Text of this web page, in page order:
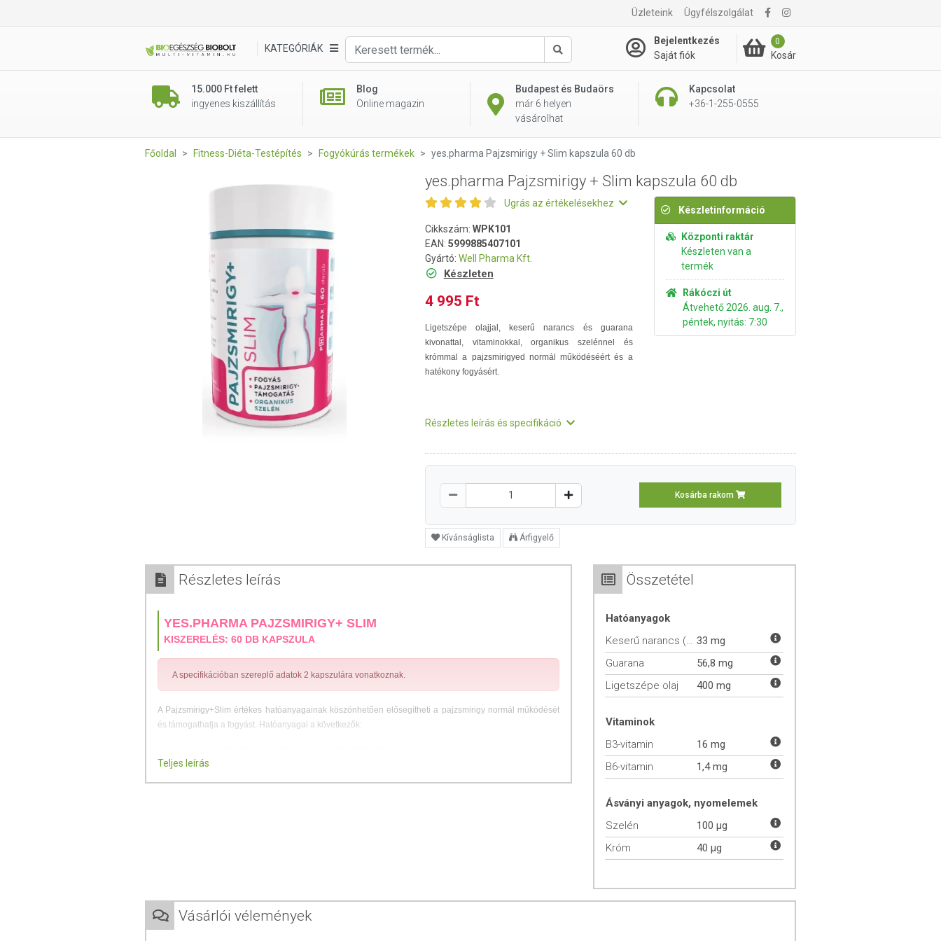
Üzleteink Ügyfélszolgálat
KATEGÓRIÁK
Keresés
Bejelentkezés
Saját fiók
0
Kosár
15.000 Ft felett
ingyenes kiszállítás
Blog
Online magazin
Budapest és Budaörs
már 6 helyen
vásárolhat
Kapcsolat
+36-1-255-0555
4 995 Ft Kosárba rakom
Főoldal Fitness-Diéta-Testépítés Fogyókúrás termékek yes.pharma Pajzsmirigy + Slim kapszula 60 db
yes.pharma Pajzsmirigy + Slim kapszula 60 db
Ugrás az értékelésekhez
Cikkszám: WPK101
EAN: 5999885407101
Gyártó: Well Pharma Kft.
Készleten
4 995 Ft
Ligetszépe olajjal, keserű narancs és guarana
kivonattal, vitaminokkal, organikus szelénnel és
krómmal a pajzsmirigyed normál működéséért és a
hatékony fogyásért.
Részletes leírás és specifikáció
Készletinformáció
Központi raktár
Készleten van a
termék
Rákóczi út
Átvehető 2026. aug. 7.,
péntek, nyitás: 7:30
Kosárba rakom
Kívánságlista Árfigyelő
Részletes leírás
YES.PHARMA PAJZSMIRIGY+ SLIM
KISZERELÉS: 60 DB KAPSZULA
A specifikációban szereplő adatok 2 kapszulára vonatkoznak.
A Pajzsmirigy+Slim értékes hatóanyagainak köszönhetően elősegítheti a pajzsmirigy normál működését
és támogathatja a fogyást. Hatóanyagai a következők:
ADAGOLÁS
Teljes leírás
Összetétel
Hatóanyagok
Keserű narancs (Citrus aurantium) 33 mg
Guarana
56,8 mg
Ligetszépe olaj
400 mg
Vitaminok
B3-vitamin
16 mg
B6-vitamin
1,4 mg
Ásványi anyagok, nyomelemek
Szelén
100 µg
Króm
40 µg
Vásárlói vélemények